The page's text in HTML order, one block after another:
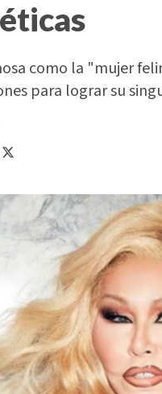
como la "mujer
para lograr su